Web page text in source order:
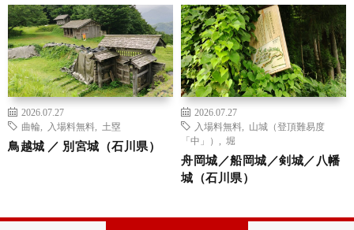
2026.07.27
曲輪
入場料無料 土塁
鳥越城 ／ 別宮城（石川県）
2026.07.27
入場料無料
山城（登頂難易度
「中」）
堀
舟岡城／船岡城／剣城／八幡
城（石川県）